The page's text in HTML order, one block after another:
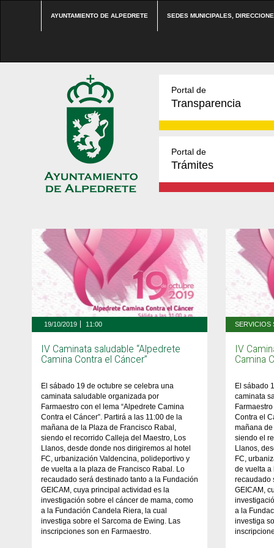
AYUNTAMIENTO DE ALPEDRETE SEDES MUNICIPALES,
Portal de
Transparencia
Portal de
Trámites
19/10/2019 11:00
IV Caminata saludable “Alpedrete
Camina Contra el Cáncer”
El sábado 19 de octubre se celebra una
caminata saludable organizada por
Farmaestro con el lema “Alpedrete Camina
Contra el Cáncer”. Partirá a las 11:00 de la
mañana de la Plaza de Francisco Rabal,
siendo el recorrido Calleja del Maestro, Los
Llanos, desde donde nos dirigiremos al hotel
FC, urbanización Valdencina, polideportivo y
de vuelta a la plaza de Francisco Rabal. Lo
recaudado será destinado tanto a la Fundación
GEICAM, cuya principal actividad es la
investigación sobre el cáncer de mama, como
a la Fundación Candela Riera, la cual
investiga sobre el Sarcoma de Ewing. Las
inscripciones son en Farmaestro.
IV
Camina
El sábado
caminata
Contra el
mañana
siendo el
Llanos,
FC,
de vuelta a
recaudado
GEICAM,
a la
investiga